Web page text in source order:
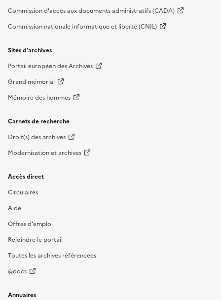
Commission d'accès aux documents administratifs (CADA)
Commission nationale informatique et liberté (CNIL)
Sites d'archives
Portail européen des Archives
Grand mémorial
Mémoire des hommes
Carnets de recherche
Droit(s) des archives
Modernisation et archives
Accès direct
Circulaires
Aide
Offres d'emploi
Rejoindre le portail
Toutes les archives référencées
@docs
Annuaires